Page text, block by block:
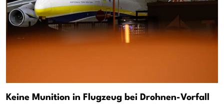
Keine Munition in Flugzeug bei Drohnen-Vorfall